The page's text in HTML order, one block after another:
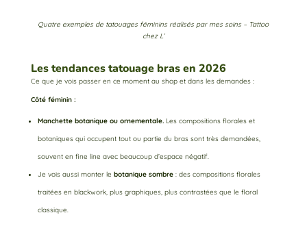
Quatre exemples de tatouages féminins réalisés par mes soins – Tattoo
chez L’
Les tendances tatouage bras en 2026
Ce que je vois passer en ce moment au shop et dans les demandes :
Côté féminin :
Manchette botanique ou ornementale.Les compositions florales et
botaniques qui occupent tout ou partie du bras sont très demandées,
souvent en fine line avec beaucoup d’espace négatif.
Je vois aussi monter le botanique sombre: des compositions florales
traitées en blackwork, plus graphiques, plus contrastées que le floral
classique.